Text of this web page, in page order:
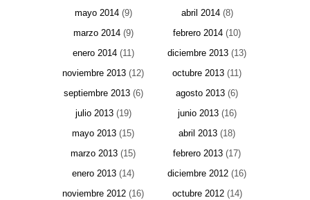
mayo 2014(9) abril 2014(8)
marzo 2014(9) febrero 2014 (10)
enero 2014(11) diciembre 2013 (13)
noviembre 2013 (12) octubre 2013 (11)
septiembre 2013(6) agosto 2013 (6)
julio 2013(19) junio 2013(16)
mayo 2013 (15) abril 2013 (18)
marzo 2013 (15) febrero 2013 (17)
enero 2013 (14) diciembre 2012 (16)
noviembre 2012 (16) octubre 2012(14)